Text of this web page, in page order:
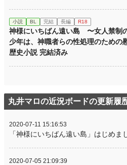
小説 BL 完結 長編 R18
神様にいちばん遠い島 〜女人禁制
少年は、神職者らの性処理のため
歴史小説 完結済み
丸井マロの近況ボードの更新履
2020-07-11 15:16:53
「神様にいちばん遠い島」はじめま
2020-07-05 21:09:39